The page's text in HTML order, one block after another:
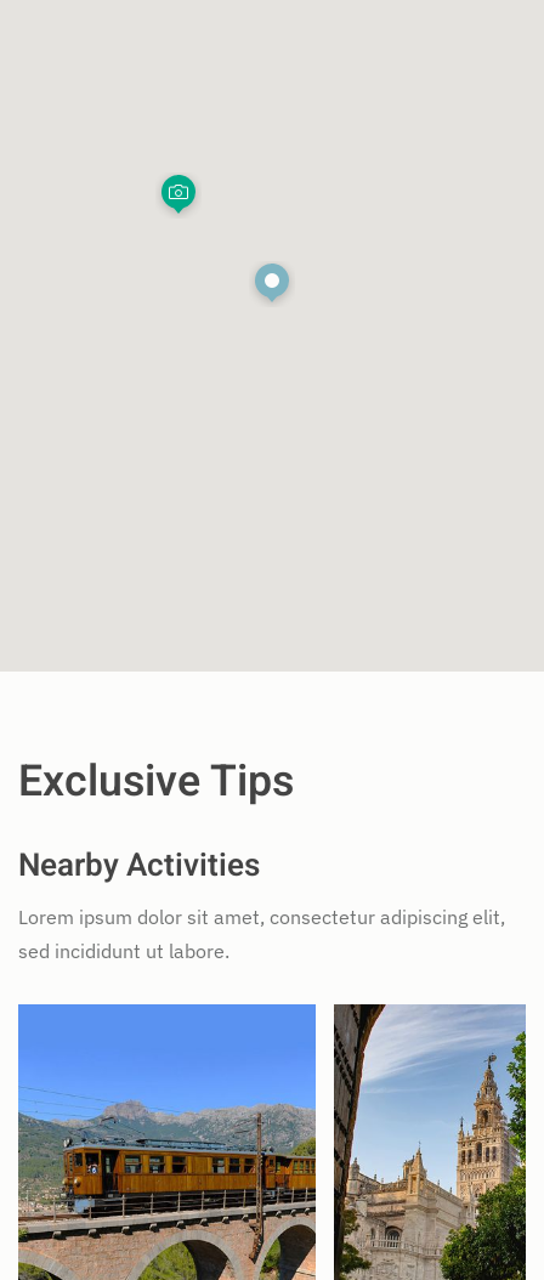
Exclusive Tips
Nearby Activities
Lorem ipsum dolor sit amet, consectetur adipiscing elit,
sed incididunt ut labore.